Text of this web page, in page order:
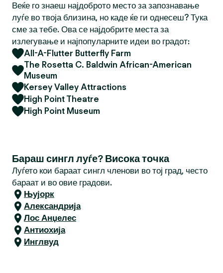
Веќе го знаеш најдоброто место за запознавање
луѓе во твоја близина, но каде ќе ги однесеш? Тука
сме за тебе. Ова се најдобрите места за
излегување и најпопуларните идеи во градот:
All-A-Flutter Butterfly Farm
The Rosetta C. Baldwin African-American
Museum
Kersey Valley Attractions
High Point Theatre
High Point Museum
Бараш сингл луѓе? Висока точка
Луѓето кои бараат сингл членови во тој град, често
бараат и во овие градови.
Њујорк
Александрија
Лос Анџелес
Антиохија
Инглвуд